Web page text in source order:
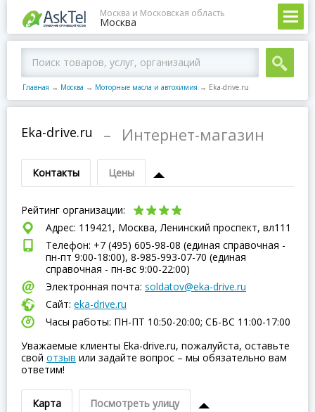
Москва и Московская область
Москва
Главная → Москва → Моторные масла и автохимия → Eka-drive.ru
Eka-drive.ru – Интернет-магазин
Контакты Цены
Рейтинг организации:
Адрес: 119421, Москва, Ленинский проспект, вл111
Телефон: +7 (495) 605-98-08 (единая справочная -
пн-пт 9:00-18:00), 8-985-993-07-70 (единая
справочная - пн-вс 9:00-22:00)
Электронная почта: soldatov@eka-drive.ru
Сайт: eka-drive.ru
Часы работы: ПН-ПТ 10:50-20:00; СБ-ВC 11:00-17:00
Уважаемые клиенты Eka-drive.ru, пожалуйста, оставьте
свой отзыв или задайте вопрос – мы обязательно вам
ответим!
Карта Посмотреть улицу